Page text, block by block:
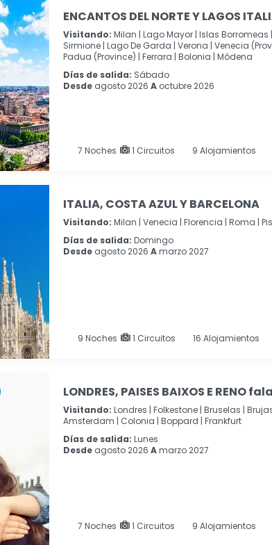
ENCANTOS DEL NORTE Y LAGOS
Visitando: Milan | Lago Mayor | Islas Borromeas |
Sirmione | Lago De Garda | Verona | Venecia
Padua (Province) | Ferrara | Bolonia | Módena
Días de salida: Sábado
Desde agosto 2026 A octubre 2026
7 Noches 1 Circuitos 9 Alojamientos
ITALIA, COSTA AZUL Y BARCELONA
Visitando: Milan | Venecia | Florencia | Roma |
Días de salida: Domingo
Desde agosto 2026 Amarzo 2027
9 Noches 1 Circuitos 16 Alojamientos
LONDRES, PAISES BAIXOS E RENO
Visitando: Londres | Folkestone | Bruselas |
Amsterdam | Colonia | Boppard | Frankfurt
Días de salida: Lunes
Desde agosto 2026 Amarzo 2027
7 Noches 1 Circuitos 9 Alojamientos